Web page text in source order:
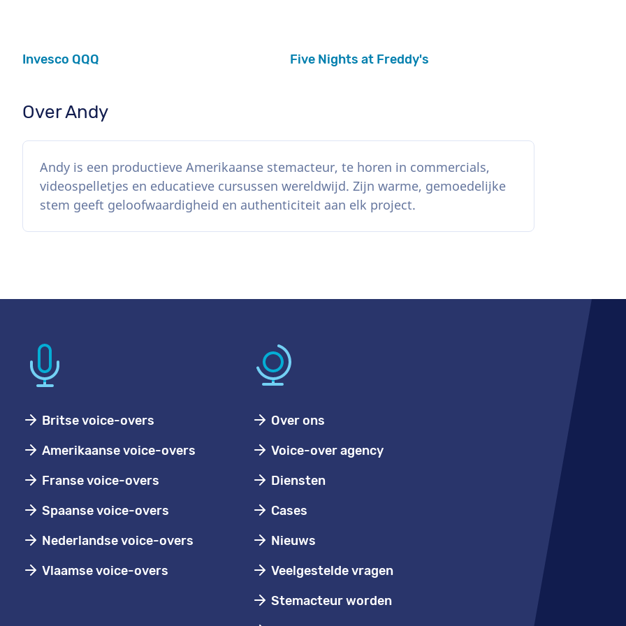
Invesco QQQ Five Nights at Freddy's
Over Andy
Andy is een productieve Amerikaanse stemacteur, te horen in commercials,
videospelletjes en educatieve cursussen wereldwijd. Zijn warme, gemoedelijke
stem geeft geloofwaardigheid en authenticiteit aan elk project.
Britse voice-overs
Amerikaanse voice-overs
Franse voice-overs
Spaanse voice-overs
Nederlandse voice-overs
Vlaamse voice-overs
Over ons
Voice-over agency
Diensten
Cases
Nieuws
Veelgestelde vragen
Stemacteur worden